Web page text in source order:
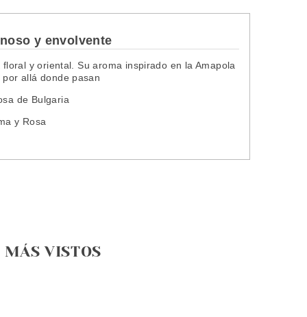
y envolvente
y oriental. Su aroma inspirado en la Amapola
allá donde pasan
de Bulgaria
y Rosa
MÁS VISTOS